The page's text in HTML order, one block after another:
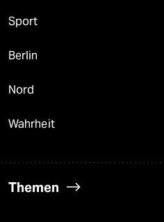
Sport
Berlin
Nord
Wahrheit
Themen